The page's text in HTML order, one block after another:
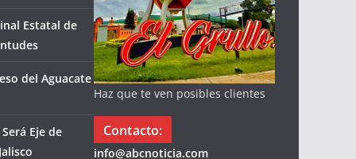
Estatal de
del Aguacate
Eje de
Haz que te ven posibles clientes
Contacto:
info@abcnoticia.com